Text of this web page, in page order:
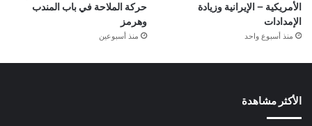
الأمريكية – الإيرانية وزيادة
الإمدادات
منذ أسبوع واحد
حركة الملاحة في باب المندب
وهرمز
منذ أسبوعين
الأكثر مشاهدة